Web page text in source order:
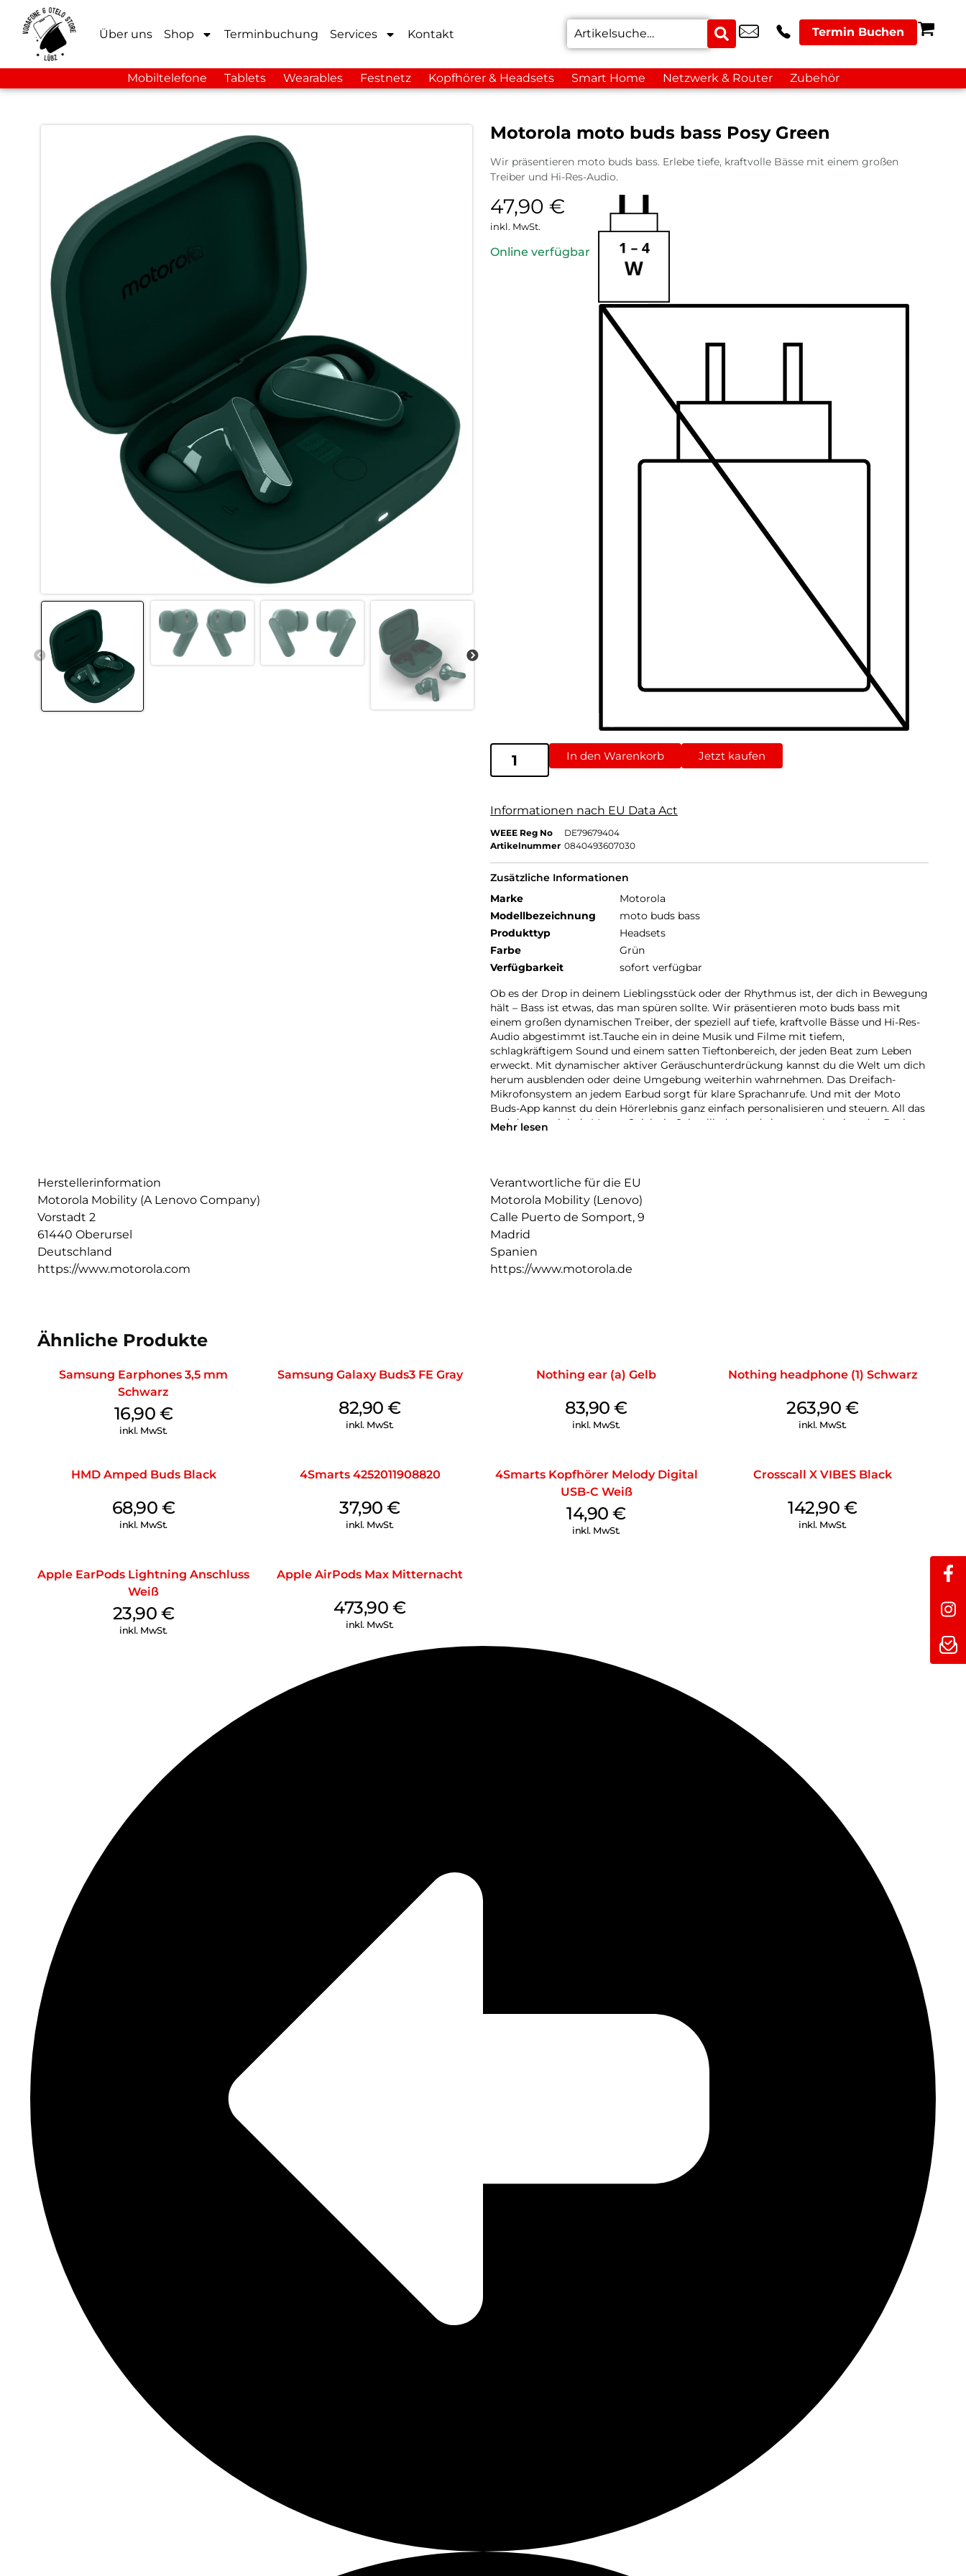
Über uns Shop Terminbuchung Services Kontakt Termin Buchen
Mobiltelefone Tablets Wearables Festnetz Kopfhörer & Headsets Smart Home Netzwerk & Router Zubehör
Motorola moto buds bass Posy Green
Wir präsentieren moto buds bass. Erlebe tiefe, kraftvolle Bässe mit einem großen
Treiber und Hi-Res-Audio.
47,90 €
inkl. MwSt.
Online verfügbar
In den Warenkorb Jetzt kaufen
Informationen nach EU Data Act
WEEE Reg No
DE79679404
Artikelnummer 0840493607030
Zusätzliche Informationen
Marke
Motorola
Modellbezeichnung
moto buds bass
Produkttyp
Headsets
Farbe
Grün
Verfügbarkeit
sofort verfügbar
Ob es der Drop in deinem Lieblingsstück oder der Rhythmus ist, der dich in Bewegung
hält – Bass ist etwas, das man spüren sollte. Wir präsentieren moto buds bass mit
einem großen dynamischen Treiber, der speziell auf tiefe, kraftvolle Bässe und Hi-Res-
Audio abgestimmt ist.Tauche ein in deine Musik und Filme mit tiefem,
schlagkräftigem Sound und einem satten Tieftonbereich, der jeden Beat zum Leben
erweckt. Mit dynamischer aktiver Geräuschunterdrückung kannst du die Welt um dich
herum ausblenden oder deine Umgebung weiterhin wahrnehmen. Das Dreifach-
Mikrofonsystem an jedem Earbud sorgt für klare Sprachanrufe. Und mit der Moto
Buds-App kannst du dein Hörerlebnis ganz einfach personalisieren und steuern. All das
und dazu noch jede Menge Spielzeit, Schnellladen und ein wasserabweisendes Design.
Mehr lesen
Herstellerinformation
Motorola Mobility (A Lenovo Company)
Vorstadt 2
61440 Oberursel
Deutschland
https://www.motorola.com
Verantwortliche für die EU
Motorola Mobility (Lenovo)
Calle Puerto de Somport, 9
Madrid
Spanien
https://www.motorola.de
Ähnliche Produkte
Samsung Earphones 3,5 mm
Schwarz
16,90 €
inkl. MwSt.
Samsung Galaxy Buds3 FE Gray
82,90€
inkl. MwSt.
Nothing ear (a) Gelb
83,90€
inkl. MwSt.
Nothing headphone (1) Schwarz
263,90€
inkl. MwSt.
HMD Amped Buds Black
68,90 €
inkl. MwSt.
4Smarts 4252011908820
37,90€
inkl. MwSt.
4Smarts Kopfhörer Melody Digital
USB-C Weiß
14,90€
inkl. MwSt.
Crosscall X VIBES Black
142,90€
inkl. MwSt.
Apple EarPods Lightning Anschluss
Weiß
23,90 €
inkl. MwSt.
Apple AirPods Max Mitternacht
473,90€
inkl. MwSt.